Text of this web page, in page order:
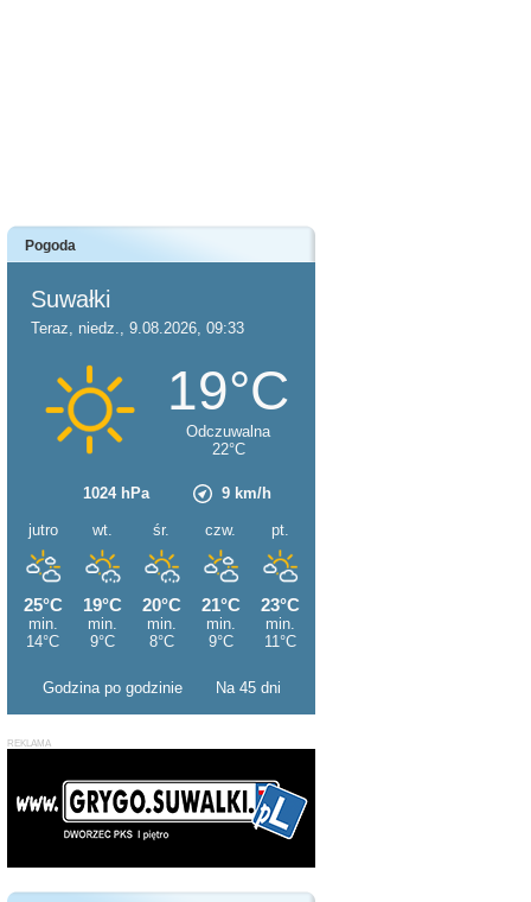
Pogoda
Godzina po godzinie Na 45 dni